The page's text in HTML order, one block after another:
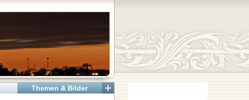
Themen & Bilder